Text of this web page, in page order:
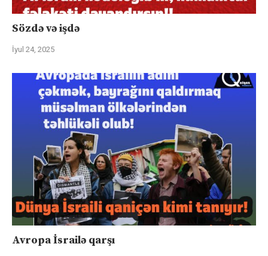
Sözdə və işdə
İyul 24, 2025
Avropa İsrailə qarşı